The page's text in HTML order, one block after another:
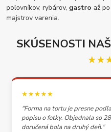
poľovníkov, rybárov, gastro až
majstrov varenia.
SKÚSENOSTI
★★★★★
"Forma na tortu je presne podľa
popisu o fotky. Objednala so
doručená bola na druhý deň."